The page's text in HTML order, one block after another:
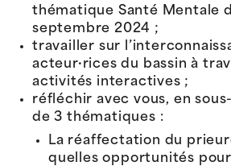
thématique Santé Mentale
septembre 2024 ;
travailler sur
acteur·rices du bassin à
activités interactives ;
réfléchir avec vous, en
de 3 thématiques :
La réaffectation du
quelles opportunités